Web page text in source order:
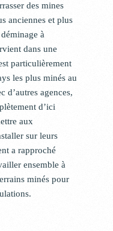
des mines
anciennes et plus
à
dans une
particulièrement
les plus minés au
d’autres agences,
d’ici
aux
sur leurs
a rapproché
ensemble à
minés pour